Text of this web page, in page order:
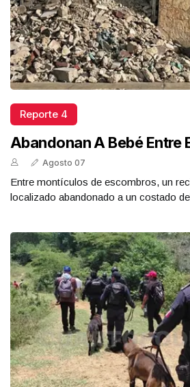
Reporte 4
Abandonan A Bebé Entre
Agosto 07
Entre montículos de escombros, un
localizado abandonado a un costado